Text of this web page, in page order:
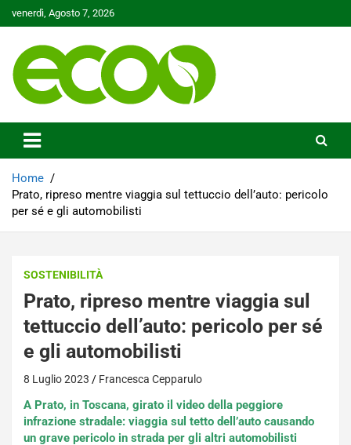
to
venerdì, Agosto 7, 2026
Ecoo.it
Home
Prato, ripreso mentre viaggia sul tettuccio dell’auto: pericolo
per sé e gli automobilisti
SOSTENIBILITÀ
Prato, ripreso mentre viaggia sul
tettuccio dell’auto: pericolo per sé
e gli automobilisti
8 Luglio 2023 Francesca Cepparulo
A Prato, in Toscana, girato il video della peggiore
infrazione stradale: viaggia sul tetto dell’auto causando
un grave pericolo in strada per gli altri automobilisti